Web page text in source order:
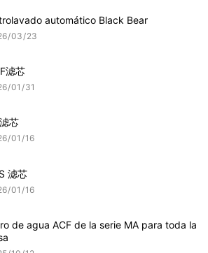
automático Black Bear
03 23
滤芯
01 31
芯
01 16
滤芯
01 16
de agua ACF de la serie MA para toda la